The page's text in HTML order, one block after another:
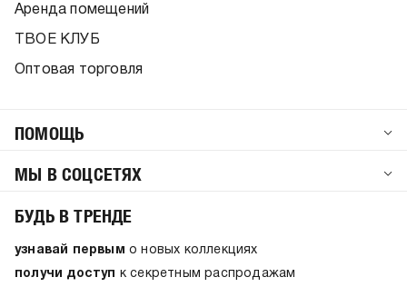
Аренда помещений
ТВОЕ КЛУБ
Оптовая торговля
ПОМОЩЬ
МЫ В СОЦСЕТЯХ
БУДЬ В ТРЕНДЕ
узнавай первым о новых коллекциях
получи доступ
к секретным распродажам